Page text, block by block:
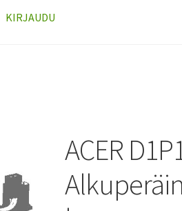
KIRJAUDU
ACER